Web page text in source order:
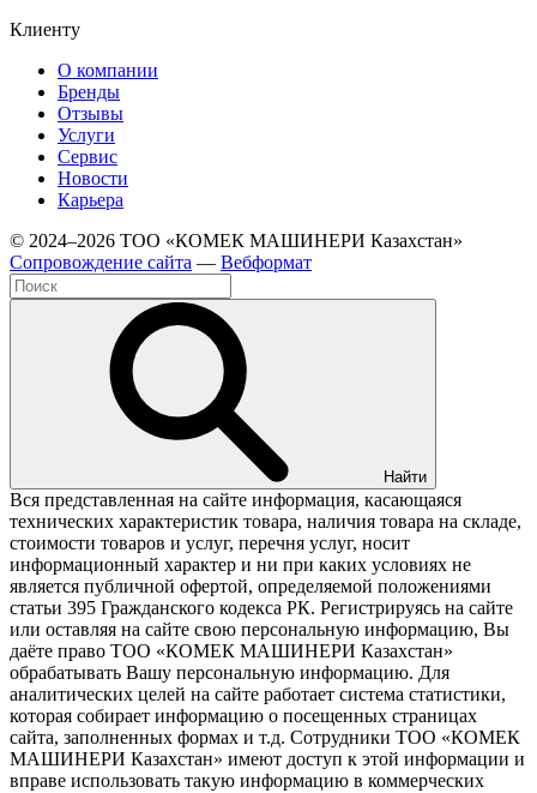
Клиенту
О компании
Бренды
Отзывы
Услуги
Сервис
Новости
Карьера
© 2024–2026 ТОО «КОМЕК МАШИНЕРИ Казахстан»
Cопровождение сайта — Вебформат
Найти
Вся представленная на сайте информация, касающаяся
технических характеристик товара, наличия товара на складе,
стоимости товаров и услуг, перечня услуг, носит
информационный характер и ни при каких условиях не
является публичной офертой, определяемой положениями
статьи 395 Гражданского кодекса РК. Регистрируясь на сайте
или оставляя на сайте свою персональную информацию, Вы
даёте право ТОО «КОМЕК МАШИНЕРИ Казахстан»
обрабатывать Вашу персональную информацию. Для
аналитических целей на сайте работает система статистики,
которая собирает информацию о посещенных страницах
сайта, заполненных формах и т.д. Сотрудники ТОО «КОМЕК
МАШИНЕРИ Казахстан» имеют доступ к этой информации и
вправе использовать такую информацию в коммерческих